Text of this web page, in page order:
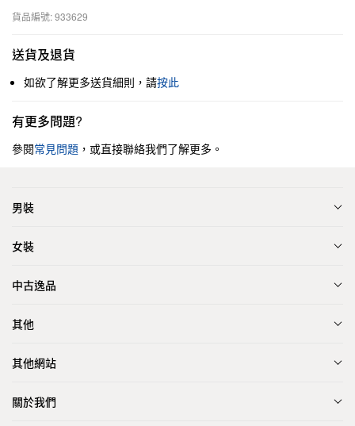
貨品編號: 933629
送貨及退貨
如欲了解更多送貨細則，請按此
有更多問題?
參閱常見問題 ，或直接聯絡我們了解更多。
男裝
女裝
中古逸品
其他
其他網站
關於我們